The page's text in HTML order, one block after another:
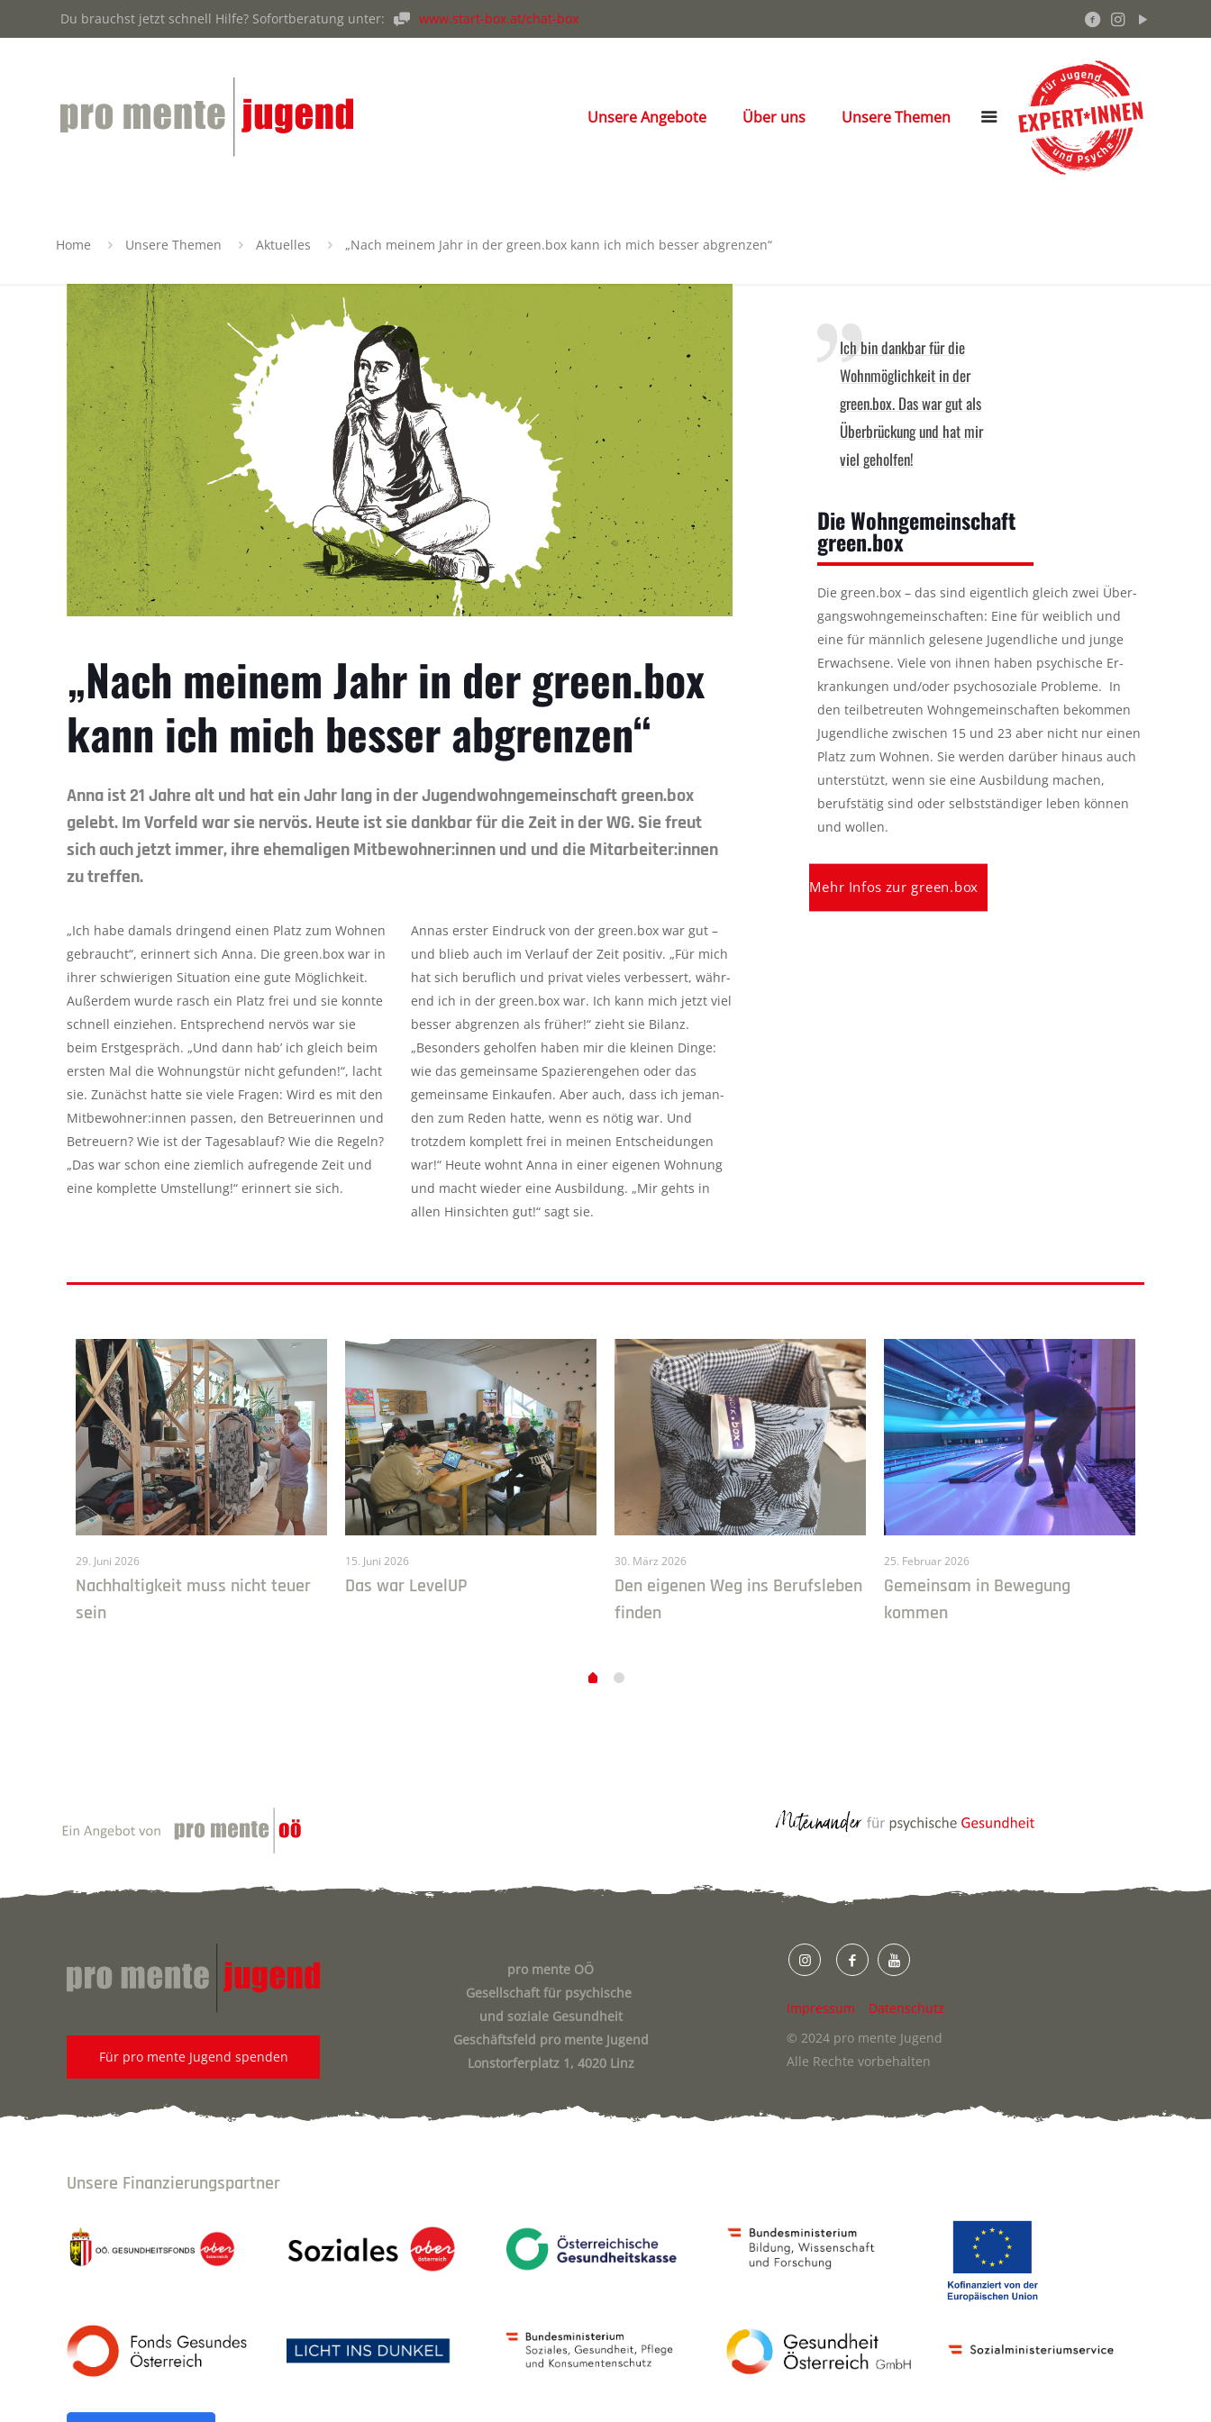
Du brauchst jetzt schnell Hilfe? Sofortberatung unter: www.start-box.at/chat-box
Unsere Angebote Über uns Unsere Themen
Home Unsere Themen Aktuelles „Nach meinem Jahr in der green.box kann ich mich besser abgrenzen“
„Nach meinem Jahr in der green.box
kann ich mich besser abgrenzen“
Anna ist 21 Jahre alt und hat ein Jahr lang in der Jugendwohngemeinschaft green.box
gelebt. Im Vorfeld war sie nervös. Heute ist sie dankbar für die Zeit in der WG. Sie freut
sich auch jetzt immer, ihre ehemaligen Mitbewohner:innen und und die Mitarbeiter:innen
zu treffen.
„Ich habe damals dringend einen Platz zum Wohnen
gebraucht“, erinnert sich Anna. Die green.box war in
ihrer schwierigen Situation eine gute Möglichkeit.
Außerdem wurde rasch ein Platz frei und sie konnte
schnell einziehen. Entsprechend nervös war sie
beim Erstgespräch. „Und dann hab’ ich gleich beim
ersten Mal die Wohnungstür nicht gefunden!“, lacht
sie. Zu­nächst hatte sie viele Fragen: Wird es mit den
Mitbe­wohner:innen passen, den Be­treuerinnen und
Be­treu­ern? Wie ist der Tagesablauf? Wie die Regeln?
„Das war schon eine ziemlich aufregende Zeit und
eine kom­plette Umstellung!“ erinnert sie sich.
Annas erster Eindruck von der green.box war gut –
und blieb auch im Verlauf der Zeit positiv. „Für mich
hat sich beruflich und privat vieles ver­bes­sert, währ­
end ich in der green.box war. Ich kann mich jetzt viel
besser abgren­zen als früher!“ zieht sie Bilanz.
„Beson­ders geholfen haben mir die kleinen Dinge:
wie das ge­mein­same Spazierengehen oder das
gemein­same Ein­kaufen. Aber auch, dass ich je­man­
den zum Reden hatte, wenn es nötig war. Und
trotzdem kom­plett frei in meinen Entscheidungen
war!“ Heute wohnt Anna in einer eigenen Wohnung
und macht wie­der eine Aus­bildung. „Mir gehts in
allen Hinsichten gut!“ sagt sie.
Ich bin dankbar für die
Wohnmöglichkeit in der
green.box. Das war gut als
Überbrückung und hat mir
viel geholfen!
Die Wohngemeinschaft
green.box
Die green.box – das sind eigentlich gleich zwei Über­
gangswohngemeinschaften: Eine für wei­blich und
eine für männ­lich ge­le­sene Ju­gend­liche und junge
Erwach­sene. Viele von ihnen haben psy­chische Er­
kran­kungen und/oder psy­cho­so­ziale Probleme. In
den teil­be­treu­ten Wohn­ge­mein­schaften bekommen
Ju­gend­liche zwisc­hen 15 und 23 aber nicht nur einen
Platz zum Wohnen. Sie werden da­rü­ber hi­naus auch
unter­stützt, wenn sie eine Ausbildung machen,
berufstätig sind oder selbst­stän­diger leben können
und wollen.
Mehr Infos zur green.box
29. Juni 2026
Nachhaltigkeit muss nicht teuer
sein
15. Juni 2026
Das war LevelUP
30. März 2026
Den eigenen Weg ins Berufsleben
finden
25. Februar 2026
Gemeinsam in Bewegung
kommen
Für pro mente Jugend spenden
pro mente OÖ
Gesellschaft für psychische
und soziale Gesundheit
Geschäftsfeld pro mente Jugend
Lonstorferplatz 1, 4020 Linz
Impressum
Datenschutz
© 2024 pro mente Jugend
Alle Rechte vorbehalten
Unsere Finanzierungspartner